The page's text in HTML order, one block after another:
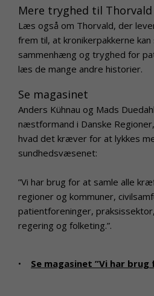
Mere tryghed til Thorvald
Læs også om Thorvald, der
frem til, at kronikerpakkerne
sammenhæng og tryghed for
læs de mange andre historier.
Se magasinet
Anders Kühnau og Mads
næstformand i Danske
hvad det kræver for at lykkes
sundhedsvæsenet:
”Vi har brug for at samle alle
regioner og kommuner,
patientforeninger,
regering og folketing.”.
• Se magasinet ”Vi har